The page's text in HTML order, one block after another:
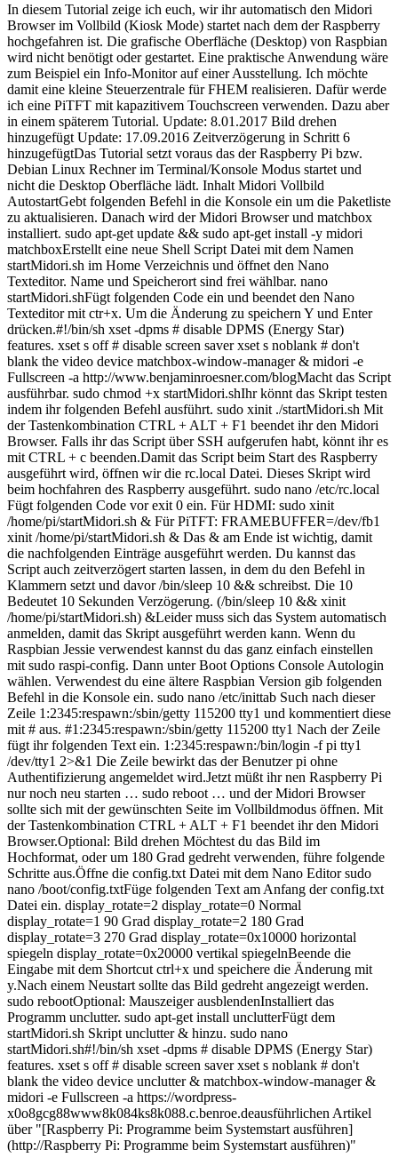
In diesem Tutorial zeige ich euch, wir ihr automatisch den Midori
Browser im Vollbild (Kiosk Mode) startet nach dem der Raspberry
hochgefahren ist. Die grafische Oberfläche (Desktop) von Raspbian
wird nicht benötigt oder gestartet. Eine praktische Anwendung wäre
zum Beispiel ein Info-Monitor auf einer Ausstellung. Ich möchte
damit eine kleine Steuerzentrale für FHEM realisieren. Dafür werde
ich eine PiTFT mit kapazitivem Touchscreen verwenden. Dazu aber
in einem späterem Tutorial. Update: 8.01.2017 Bild drehen
hinzugefügt Update: 17.09.2016 Zeitverzögerung in Schritt 6
hinzugefügtDas Tutorial setzt voraus das der Raspberry Pi bzw.
Debian Linux Rechner im Terminal/Konsole Modus startet und
nicht die Desktop Oberfläche lädt. Inhalt Midori Vollbild
AutostartGebt folgenden Befehl in die Konsole ein um die Paketliste
zu aktualisieren. Danach wird der Midori Browser und matchbox
installiert. sudo apt-get update && sudo apt-get install -y midori
matchboxErstellt eine neue Shell Script Datei mit dem Namen
startMidori.sh im Home Verzeichnis und öffnet den Nano
Texteditor. Name und Speicherort sind frei wählbar. nano
startMidori.shFügt folgenden Code ein und beendet den Nano
Texteditor mit ctr+x. Um die Änderung zu speichern Y und Enter
drücken.#!/bin/sh xset -dpms # disable DPMS (Energy Star)
features. xset s off # disable screen saver xset s noblank # don't
blank the video device matchbox-window-manager & midori -e
Fullscreen -a http://www.benjaminroesner.com/blogMacht das Script
ausführbar. sudo chmod +x startMidori.shIhr könnt das Skript testen
indem ihr folgenden Befehl ausführt. sudo xinit ./startMidori.sh Mit
der Tastenkombination CTRL + ALT + F1 beendet ihr den Midori
Browser. Falls ihr das Script über SSH aufgerufen habt, könnt ihr es
mit CTRL + c beenden.Damit das Script beim Start des Raspberry
ausgeführt wird, öffnen wir die rc.local Datei. Dieses Skript wird
beim hochfahren des Raspberry ausgeführt. sudo nano /etc/rc.local
Fügt folgenden Code vor exit 0 ein. Für HDMI: sudo xinit
/home/pi/startMidori.sh & Für PiTFT: FRAMEBUFFER=/dev/fb1
xinit /home/pi/startMidori.sh & Das & am Ende ist wichtig, damit
die nachfolgenden Einträge ausgeführt werden. Du kannst das
Script auch zeitverzögert starten lassen, in dem du den Befehl in
Klammern setzt und davor /bin/sleep 10 && schreibst. Die 10
Bedeutet 10 Sekunden Verzögerung. (/bin/sleep 10 && xinit
/home/pi/startMidori.sh) &Leider muss sich das System automatisch
anmelden, damit das Skript ausgeführt werden kann. Wenn du
Raspbian Jessie verwendest kannst du das ganz einfach einstellen
mit sudo raspi-config. Dann unter Boot Options Console Autologin
wählen. Verwendest du eine ältere Raspbian Version gib folgenden
Befehl in die Konsole ein. sudo nano /etc/inittab Such nach dieser
Zeile 1:2345:respawn:/sbin/getty 115200 tty1 und kommentiert diese
mit # aus. #1:2345:respawn:/sbin/getty 115200 tty1 Nach der Zeile
fügt ihr folgenden Text ein. 1:2345:respawn:/bin/login -f pi tty1
/dev/tty1 2>&1 Die Zeile bewirkt das der Benutzer pi ohne
Authentifizierung angemeldet wird.Jetzt müßt ihr nen Raspberry Pi
nur noch neu starten … sudo reboot … und der Midori Browser
sollte sich mit der gewünschten Seite im Vollbildmodus öffnen. Mit
der Tastenkombination CTRL + ALT + F1 beendet ihr den Midori
Browser.Optional: Bild drehen Möchtest du das Bild im
Hochformat, oder um 180 Grad gedreht verwenden, führe folgende
Schritte aus.Öffne die config.txt Datei mit dem Nano Editor sudo
nano /boot/config.txtFüge folgenden Text am Anfang der config.txt
Datei ein. display_rotate=2 display_rotate=0 Normal
display_rotate=1 90 Grad display_rotate=2 180 Grad
display_rotate=3 270 Grad display_rotate=0x10000 horizontal
spiegeln display_rotate=0x20000 vertikal spiegelnBeende die
Eingabe mit dem Shortcut ctrl+x und speichere die Änderung mit
y.Nach einem Neustart sollte das Bild gedreht angezeigt werden.
sudo rebootOptional: Mauszeiger ausblendenInstalliert das
Programm unclutter. sudo apt-get install unclutterFügt dem
startMidori.sh Skript unclutter & hinzu. sudo nano
startMidori.sh#!/bin/sh xset -dpms # disable DPMS (Energy Star)
features. xset s off # disable screen saver xset s noblank # don't
blank the video device unclutter & matchbox-window-manager &
midori -e Fullscreen -a https://wordpress-
x0o8gcg88www8k084ks8k088.c.benroe.deausführlichen Artikel
über "[Raspberry Pi: Programme beim Systemstart ausführen]
(http://Raspberry Pi: Programme beim Systemstart ausführen)"